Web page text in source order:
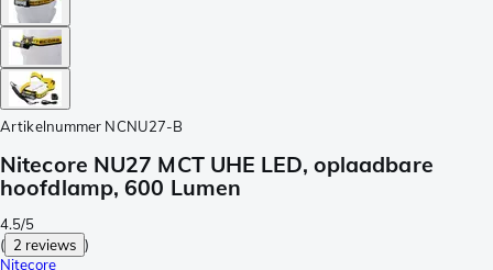
Artikelnummer NCNU27-B
Nitecore NU27 MCT UHE LED, oplaadbare
hoofdlamp, 600 Lumen
4.5/5
( 2 reviews )
Nitecore